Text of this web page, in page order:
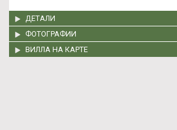
ДЕТАЛИ
ФОТОГРАФИИ
ВИЛЛА НА КАРТЕ